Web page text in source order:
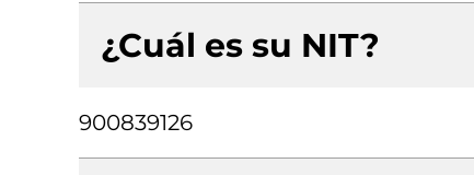
¿Cuál es su NIT?
900839126